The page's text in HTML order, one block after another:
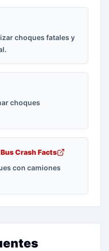
choques fatales y
choques
Crash Facts
con camiones